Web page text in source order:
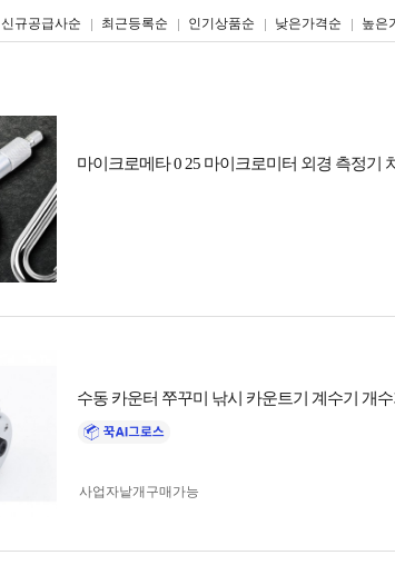
신규공급사순 최근등록순 인기상품순 낮은가격순 높은
리스트형갤러리형
마이크로메타 0 25 마이크로미터 외경 측정기
수동 카운터 쭈꾸미 낚시 카운트기 계수기 개수
사업자 낱개구매가능